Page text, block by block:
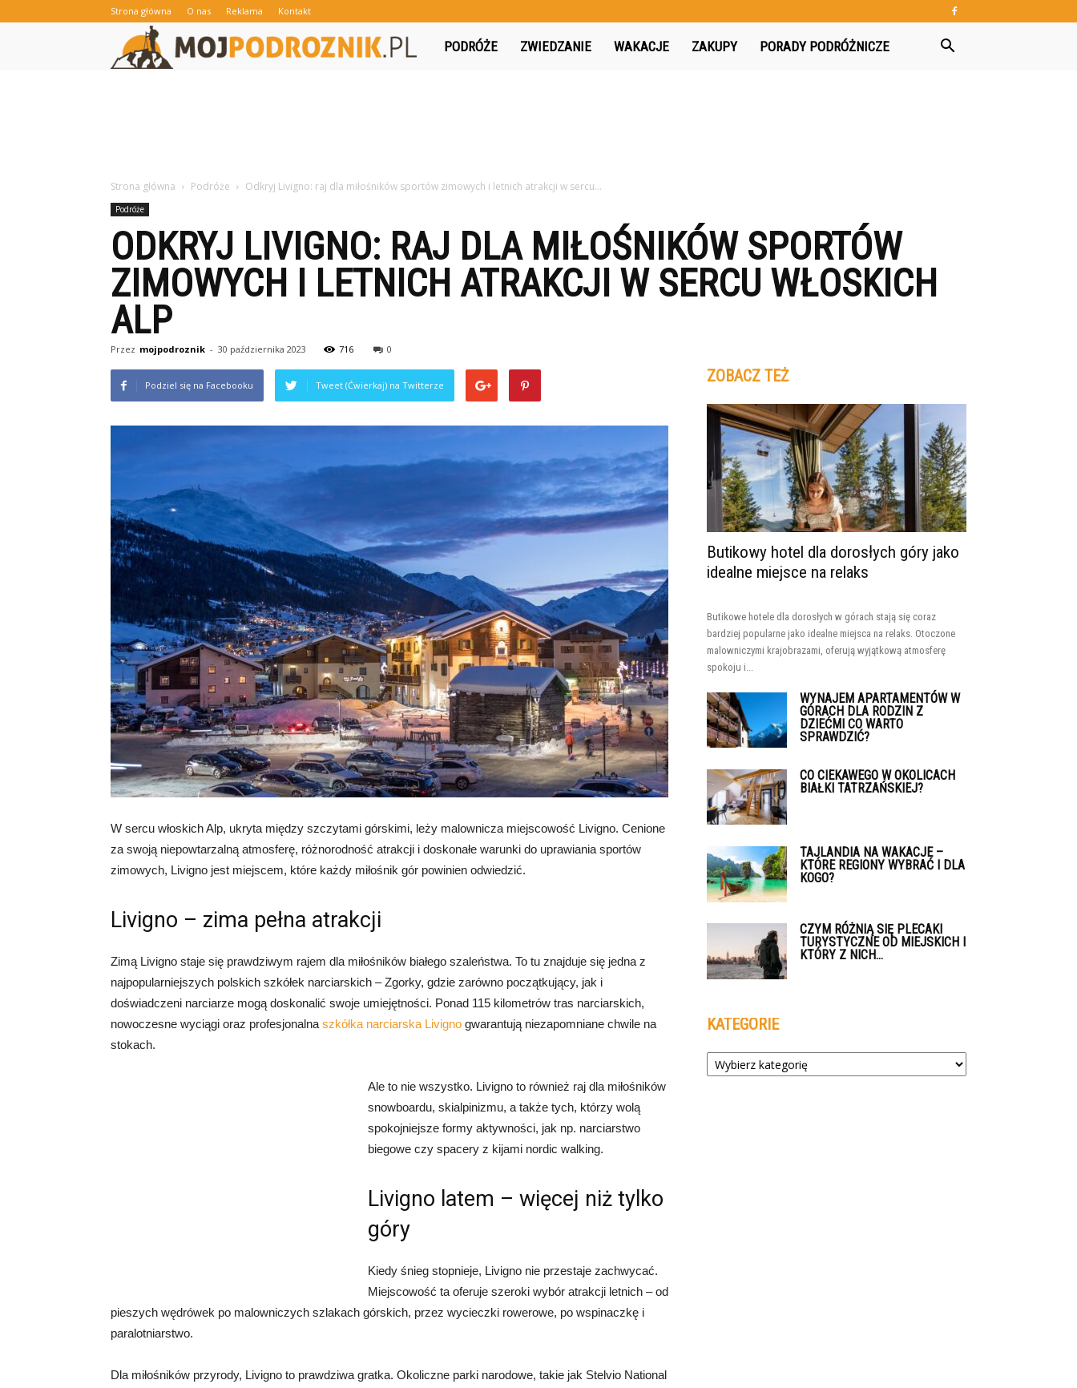
Strona główna O nas Reklama Kontakt
MojPodroznik.pl
PODRÓŻE ZWIEDZANIE WAKACJE ZAKUPY PORADY PODRÓŻNICZE
Strona główna Podróże Odkryj Livigno: raj dla miłośników sportów zimowych i letnich atrakcji w sercu...
Podróże
ODKRYJ LIVIGNO: RAJ DLA MIŁOŚNIKÓW SPORTÓW
ZIMOWYCH I LETNICH ATRAKCJI W SERCU WŁOSKICH
ALP
Przez mojpodroznik - 30 października 2023 716 0
Podziel się na Facebooku Tweet (Ćwierkaj) na Twitterze
W sercu włoskich Alp, ukryta między szczytami górskimi, leży malownicza miejscowość Livigno. Cenione
za swoją niepowtarzalną atmosferę, różnorodność atrakcji i doskonałe warunki do uprawiania sportów
zimowych, Livigno jest miejscem, które każdy miłośnik gór powinien odwiedzić.
Livigno – zima pełna atrakcji
Zimą Livigno staje się prawdziwym rajem dla miłośników białego szaleństwa. To tu znajduje się jedna z
najpopularniejszych polskich szkółek narciarskich – Zgorky, gdzie zarówno początkujący, jak i
doświadczeni narciarze mogą doskonalić swoje umiejętności. Ponad 115 kilometrów tras narciarskich,
nowoczesne wyciągi oraz profesjonalna szkółka narciarska Livigno gwarantują niezapomniane chwile na
stokach.
Ale to nie wszystko. Livigno to również raj dla miłośników
snowboardu, skialpinizmu, a także tych, którzy wolą
spokojniejsze formy aktywności, jak np. narciarstwo
biegowe czy spacery z kijami nordic walking.
Livigno latem – więcej niż tylko
góry
Kiedy śnieg stopnieje, Livigno nie przestaje zachwycać.
Miejscowość ta oferuje szeroki wybór atrakcji letnich – od
pieszych wędrówek po malowniczych szlakach górskich, przez wycieczki rowerowe, po wspinaczkę i
paralotniarstwo.
Dla miłośników przyrody, Livigno to prawdziwa gratka. Okoliczne parki narodowe, takie jak Stelvio National
ZOBACZ TEŻ
Butikowy hotel dla dorosłych góry jako
idealne miejsce na relaks
Butikowe hotele dla dorosłych w górach stają się coraz
bardziej popularne jako idealne miejsca na relaks. Otoczone
malowniczymi krajobrazami, oferują wyjątkową atmosferę
spokoju i...
WYNAJEM APARTAMENTÓW W
GÓRACH DLA RODZIN Z
DZIEĆMI CO WARTO
SPRAWDZIĆ?
CO CIEKAWEGO W OKOLICACH
BIAŁKI TATRZAŃSKIEJ?
TAJLANDIA NA WAKACJE –
KTÓRE REGIONY WYBRAĆ I DLA
KOGO?
CZYM RÓŻNIĄ SIĘ PLECAKI
TURYSTYCZNE OD MIEJSKICH I
KTÓRY Z NICH...
KATEGORIE
Kategorie